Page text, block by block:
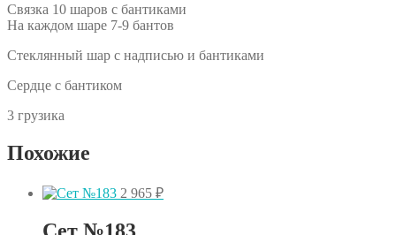
Связка 10 шаров с бантиками
На каждом шаре 7-9 бантов
Стеклянный шар с надписью и бантиками
Сердце с бантиком
3 грузика
Похожие
2 965 ₽